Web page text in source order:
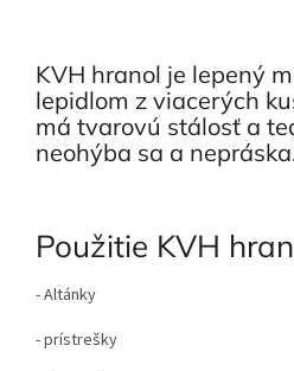
KVH hranol je lepený
lepidlom z viacerých
má tvarovú stálosť a
neohýba sa a
Použitie KVH
- Altánky
- prístrešky